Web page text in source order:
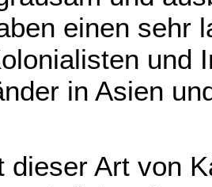
einen sehr
und
in Asien
dieser Art von